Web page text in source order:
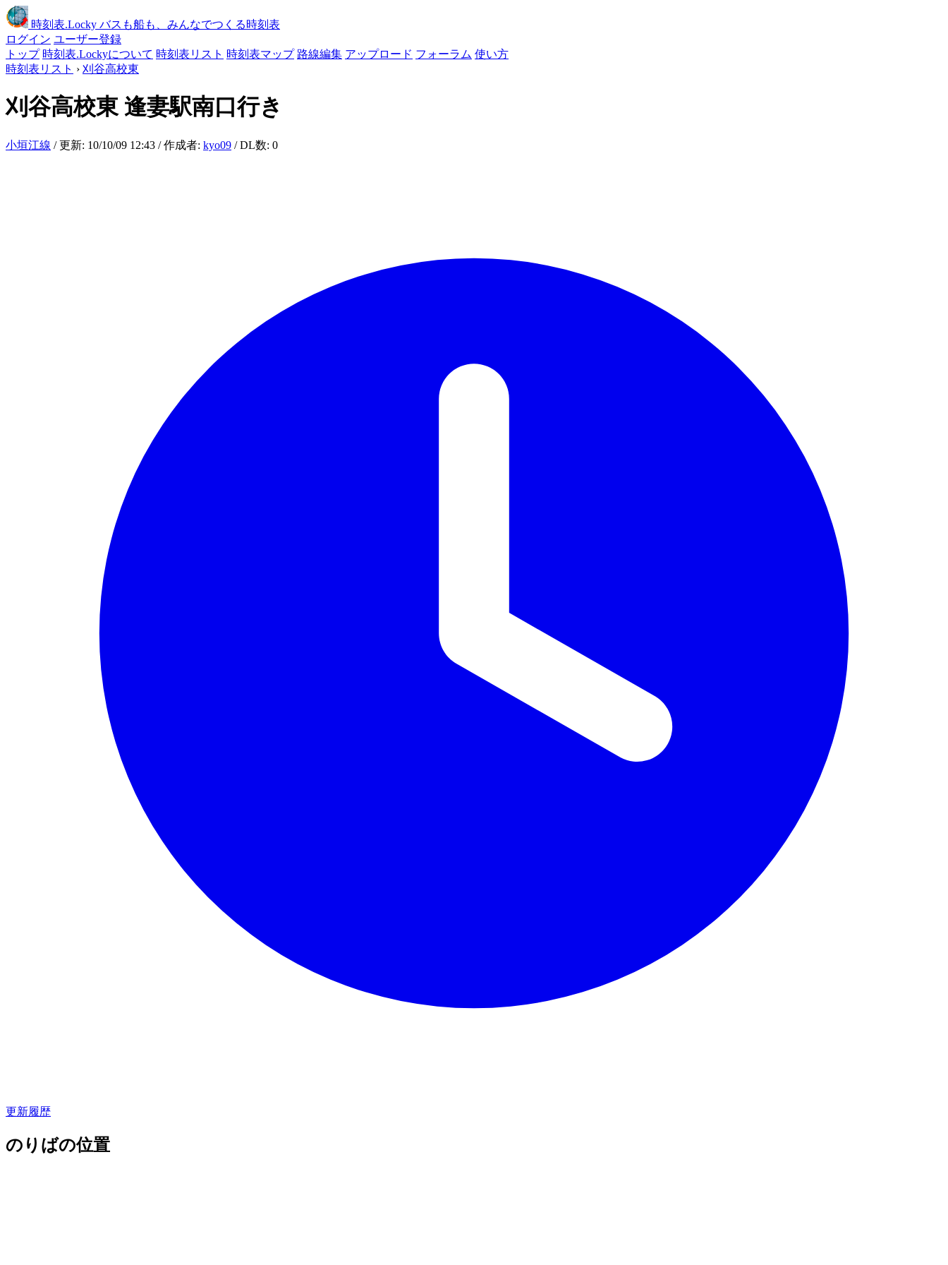
時刻表.Locky バスも船も、みんなでつくる時刻表
ログイン ユーザー登録
トップ 時刻表.Lockyについて 時刻表リスト 時刻表マップ 路線編集 アップロード フォーラム 使い方
時刻表リスト › 刈谷高校東
刈谷高校東逢妻駅南口行き
小垣江線 / 更新: 10/10/09 12:43 / 作成者: kyo09 / DL数: 0
更新履歴
のりばの位置